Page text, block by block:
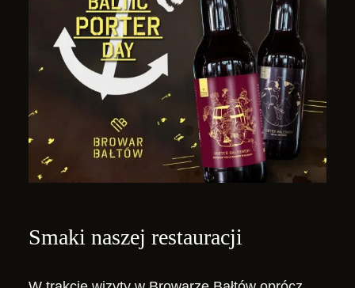
Smaki naszej restauracji